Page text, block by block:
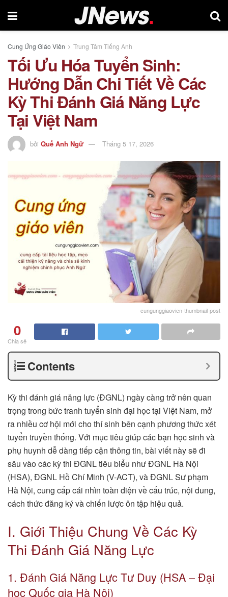
Cung Ứng Giáo Viên Trung Tâm Tiếng Anh
Tối Ưu Hóa Tuyển Sinh:
Hướng Dẫn Chi Tiết Về Các
Kỳ Thi Đánh Giá Năng Lực
Tại Việt Nam
bởi Quế Anh Ngữ Tháng 5 17, 2026
cungunggiaovien-thumbnail-post
0
Chia sẻ
Contents
Kỳ thi đánh giá năng lực (ĐGNL) ngày càng trở nên quan
trọng trong bức tranh tuyển sinh đại học tại Việt Nam, mở
ra nhiều cơ hội mới cho thí sinh bên cạnh phương thức xét
tuyển truyền thống. Với mục tiêu giúp các bạn học sinh và
phụ huynh dễ dàng tiếp cận thông tin, bài viết này sẽ đi
sâu vào các kỳ thi ĐGNL tiêu biểu như ĐGNL Hà Nội
(HSA), ĐGNL Hồ Chí Minh (V-ACT), và ĐGNL Sư phạm
Hà Nội, cung cấp cái nhìn toàn diện về cấu trúc, nội dung,
cách thức đăng ký và chiến lược ôn tập hiệu quả.
I. Giới Thiệu Chung Về Các Kỳ
Thi Đánh Giá Năng Lực
1. Đánh Giá Năng Lực Tư Duy (HSA – Đại
học Quốc gia Hà Nội)